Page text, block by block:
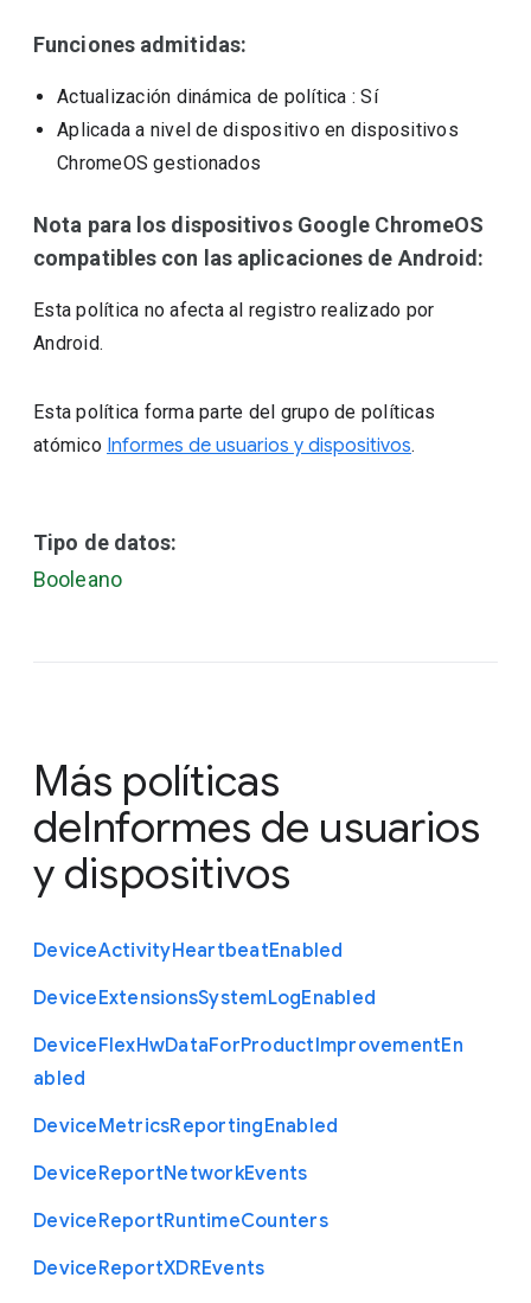
Funciones admitidas:
Actualización dinámica de política : Sí
Aplicada a nivel de dispositivo en dispositivos
ChromeOS gestionados
Nota para los dispositivos Google ChromeOS
compatibles con las aplicaciones de Android:
Esta política no afecta al registro realizado por
Android.
Esta política forma parte del grupo de políticas
atómico Informes de usuarios y dispositivos.
Tipo de datos:
Booleano
Más políticas
deInformes de usuarios
y dispositivos
DeviceActivityHeartbeatEnabled
DeviceExtensionsSystemLogEnabled
DeviceFlexHwDataForProductImprovementEn
abled
DeviceMetricsReportingEnabled
DeviceReportNetworkEvents
DeviceReportRuntimeCounters
DeviceReportXDREvents